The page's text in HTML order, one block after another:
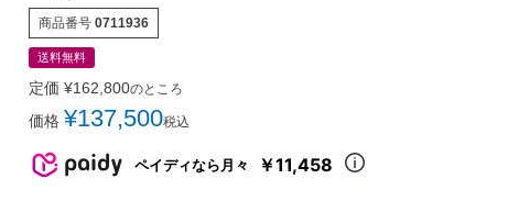
商品番号 0711936
送料無料
定価 ¥162,800のところ
価格 ¥137,500税込
ペイディなら月々 ￥11,458